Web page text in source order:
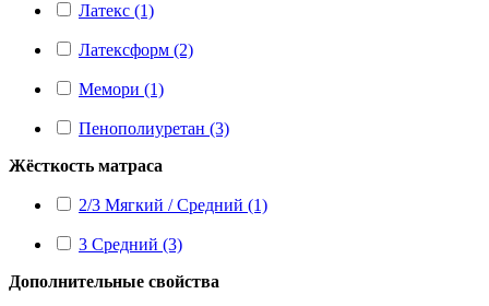
Латекс (1)
Латексформ (2)
Мемори (1)
Пенополиуретан (3)
Жёсткость матраса
2/3 Мягкий / Средний (1)
3 Средний (3)
Дополнительные свойства